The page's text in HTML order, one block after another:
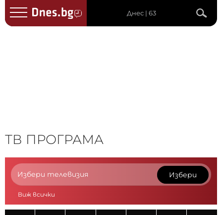
Днес | 63
ТВ ПРОГРАМА
Избери телевизия Избери
Виж всички